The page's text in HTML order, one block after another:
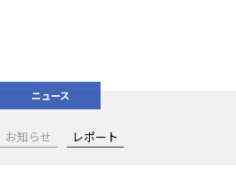
ニュース
お知らせ レポート